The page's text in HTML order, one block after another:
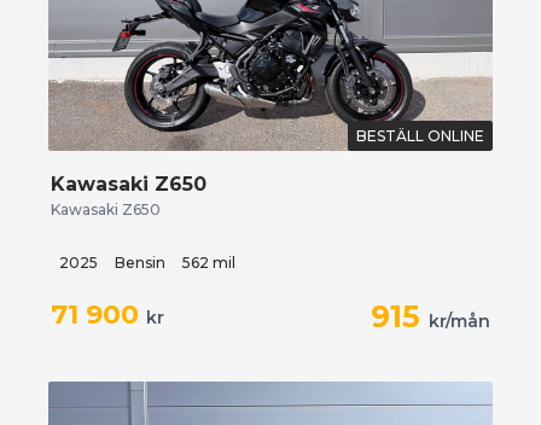
BESTÄLL ONLINE
Kawasaki Z650
Kawasaki Z650
2025 Bensin 562 mil
71 900 kr 915 kr/mån